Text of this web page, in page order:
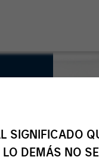
DEMÁS NO